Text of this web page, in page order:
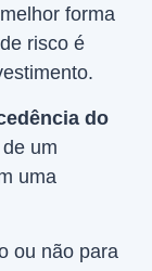
forma
risco é
do
um
uma
ou não para